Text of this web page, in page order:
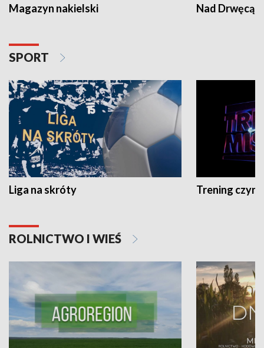
Magazyn nakielski Nad Drwęcą
SPORT
Liga na skróty Trening czyni
ROLNICTWO I WIEŚ